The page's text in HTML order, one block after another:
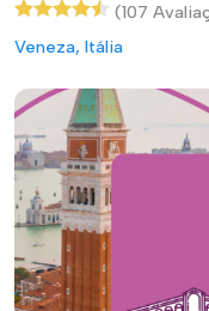
(107
Veneza, Itália